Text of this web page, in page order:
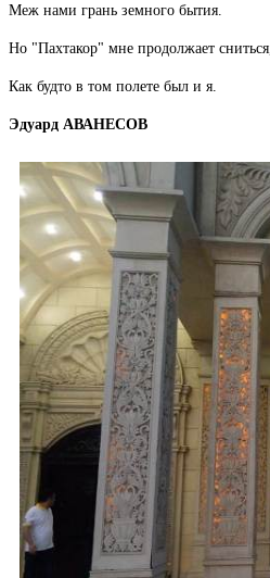
Меж нами грань земного бытия.
Но "Пахтакор" мне продолжает сниться,
Как будто в том полете был и я.
Эдуард АВАНЕСОВ